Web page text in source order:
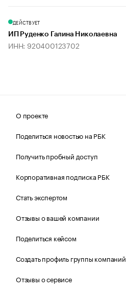
ДЕЙСТВУЕТ
ИП Руденко Галина Николаевна
ИНН: 920400123702
О проекте
Поделиться новостью на РБК
Получить пробный доступ
Корпоративная подписка РБК
Стать экспертом
Отзывы о вашей компании
Поделиться кейсом
Создать профиль группы компаний
Отзывы о сервисе